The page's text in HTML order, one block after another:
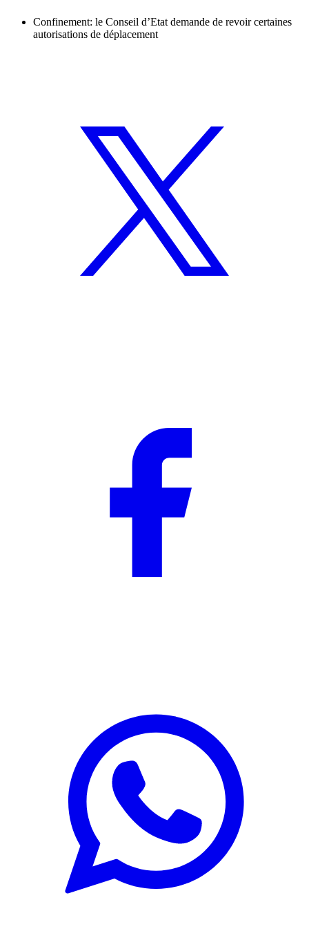
Confinement: le Conseil d’Etat demande de revoir certaines
autorisations de déplacement